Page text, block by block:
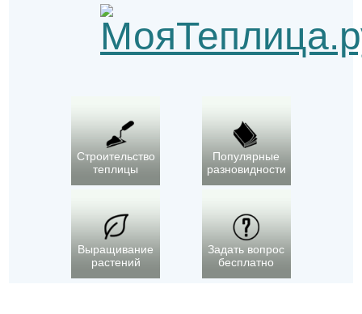
Строительство
теплицы
Популярные
разновидности
Выращивание
растений
Задать вопрос
бесплатно